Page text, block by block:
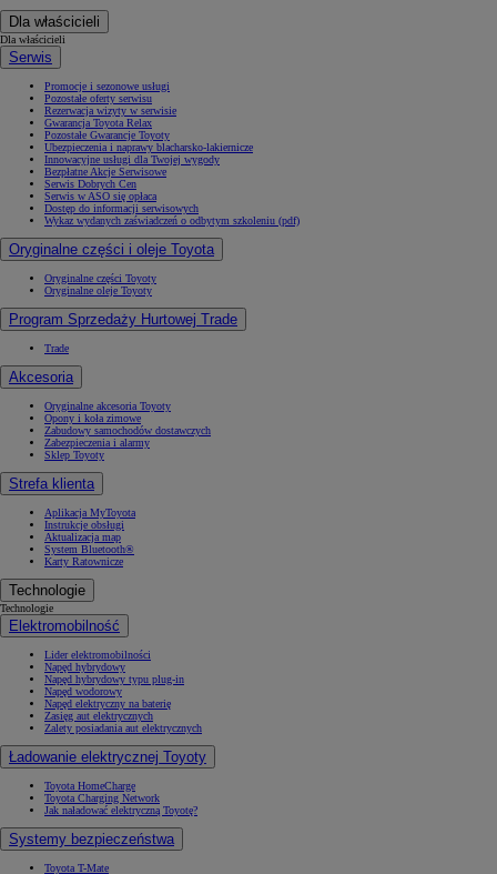
Dla właścicieli
Dla właścicieli
Serwis
Promocje i sezonowe usługi
Pozostałe oferty serwisu
Rezerwacja wizyty w serwisie
Gwarancja Toyota Relax
Pozostałe Gwarancje Toyoty
Ubezpieczenia i naprawy blacharsko-lakiernicze
Innowacyjne usługi dla Twojej wygody
Bezpłatne Akcje Serwisowe
Serwis Dobrych Cen
Serwis w ASO się opłaca
Dostęp do informacji serwisowych
Wykaz wydanych zaświadczeń o odbytym szkoleniu (pdf)
Oryginalne części i oleje Toyota
Oryginalne części Toyoty
Oryginalne oleje Toyoty
Program Sprzedaży Hurtowej Trade
Trade
Akcesoria
Oryginalne akcesoria Toyoty
Opony i koła zimowe
Zabudowy samochodów dostawczych
Zabezpieczenia i alarmy
Sklep Toyoty
Strefa klienta
Aplikacja MyToyota
Instrukcje obsługi
Aktualizacja map
System Bluetooth®
Karty Ratownicze
Technologie
Technologie
Elektromobilność
Lider elektromobilności
Napęd hybrydowy
Napęd hybrydowy typu plug-in
Napęd wodorowy
Napęd elektryczny na baterię
Zasięg aut elektrycznych
Zalety posiadania aut elektrycznych
Ładowanie elektrycznej Toyoty
Toyota HomeCharge
Toyota Charging Network
Jak naładować elektryczną Toyotę?
Systemy bezpieczeństwa
Toyota T-Mate